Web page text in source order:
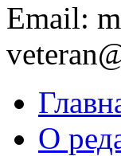
Email:
О